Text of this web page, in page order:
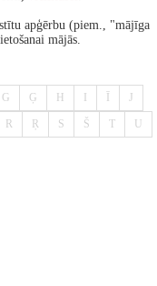
apģērbu (piem., "mājīga
mājās.
G Ģ H J
R Ŗ S Š T U